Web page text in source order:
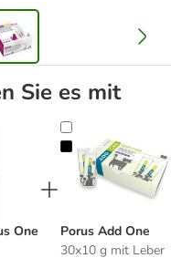
Sie es mit
One
Porus Add One
Porus Add One
30x10 g mit Leber